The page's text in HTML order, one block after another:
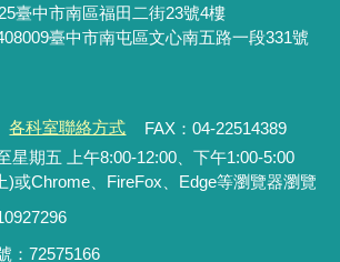
臺中市南區福田二街23號4樓
臺中市南屯區文心南五路一段331號
各科室聯絡方式
FAX：04-22514389
星期五 上午8:00-12:00、下午1:00-5:00
)或Chrome、FireFox、Edge等瀏覽器瀏覽
： 72575166